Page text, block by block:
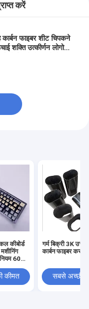
करें
फाइबर शीट चिपकने
शक्ति उत्कीर्णन लोगो
कीबोर्ड
60%
प्लेट
कीमत
गर्म बिक्री 3K उच्च
कार्बन फाइबर कस्टम
सबसे अच्छी